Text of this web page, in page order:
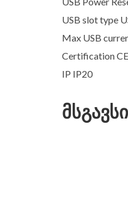
USB slot type
Max USB
Certification
IP IP20